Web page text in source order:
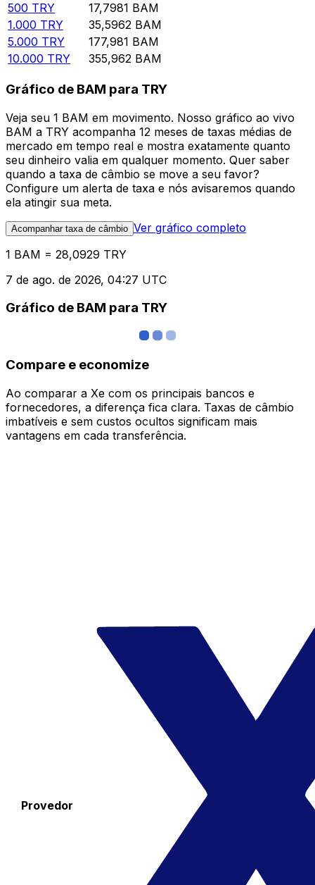
500 TRY 17,7981 BAM
1.000 TRY 35,5962 BAM
5.000 TRY 177,981 BAM
10.000 TRY 355,962 BAM
Gráfico de BAM para TRY
Veja seu 1 BAM em movimento. Nosso gráfico ao vivo
BAM a TRY acompanha 12 meses de taxas médias de
mercado em tempo real e mostra exatamente quanto
seu dinheiro valia em qualquer momento. Quer saber
quando a taxa de câmbio se move a seu favor?
Configure um alerta de taxa e nós avisaremos quando
ela atingir sua meta.
Acompanhar taxa de câmbio Ver gráfico completo
1 BAM = 28,0929 TRY
7 de ago. de 2026, 04:27 UTC
Gráfico de BAM para TRY
Compare e economize
Ao comparar a Xe com os principais bancos e
fornecedores, a diferença fica clara. Taxas de câmbio
imbatíveis e sem custos ocultos significam mais
vantagens em cada transferência.
Provedor